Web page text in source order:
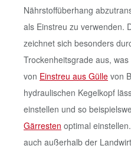
Nährstoffüberhang
als Einstreu zu verwenden.
zeichnet sich besonders
Trockenheitsgrade aus,
von Einstreu aus Gülle von
hydraulischen Kegelkopf
einstellen und so
Gärresten optimal
auch außerhalb der